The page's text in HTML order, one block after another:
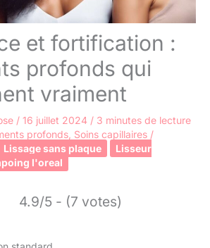
et fortification :
profonds qui
vraiment
/ 16 juillet 2024 / 3 minutes de lecture
profonds Soins capillaires /
Lissage sans plaque
Lisseur
l'oreal
4.9/5 - (7 votes)